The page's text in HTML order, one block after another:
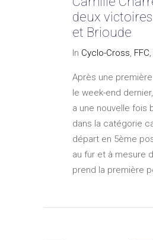
deux
et Brioude
In Cyclo-Cross, FFC,
Après une
le week-end
a une nouvelle fois
dans la catégorie
départ en 5ème
au fur et à mesure
prend la première